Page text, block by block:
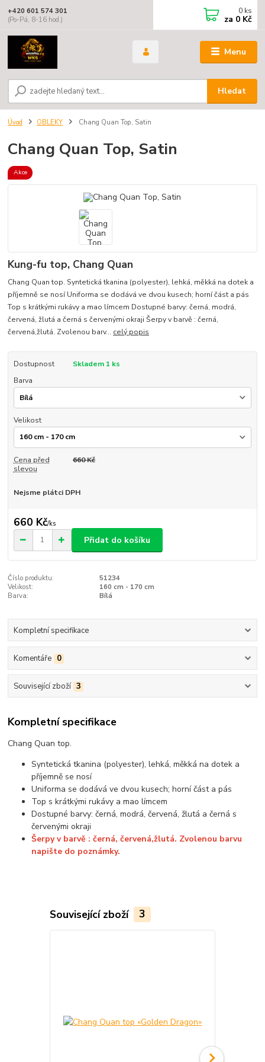
Menu
Hledat
+420 601 574 301
(Po-Pá, 8-16 hod.)
0 ks
za 0 Kč
Úvod OBLEKY Chang Quan Top, Satin
Chang Quan Top, Satin
Akce
Kung-fu top, Chang Quan
Chang Quan top. Syntetická tkanina (polyester), lehká, měkká na dotek a
příjemně se nosí Uniforma se dodává ve dvou kusech; horní část a pás
Top s krátkými rukávy a mao límcem Dostupné barvy: černá, modrá,
červená, žlutá a černá s červenými okraji Šerpy v barvě : černá,
červená,žlutá. Zvolenou barv... celý popis
Dostupnost
Skladem 1 ks
Barva
Velikost
Cena před
slevou
660 Kč
Nejsme plátci DPH
660 Kč/ks
Přidat do košíku
Číslo produktu:
51234
Velikost:
160 cm - 170 cm
Barva:
Bílá
Kompletní specifikace
Komentáře 0
Související zboží 3
Kompletní specifikace
Chang Quan top.
Syntetická tkanina (polyester), lehká, měkká na dotek a
příjemně se nosí
Uniforma se dodává ve dvou kusech; horní část a pás
Top s krátkými rukávy a mao límcem
Dostupné barvy: černá, modrá, červená, žlutá a černá s
červenými okraji
Šerpy v barvě : černá, červená,žlutá. Zvolenou barvu
napište do poznámky.
Související zboží 3